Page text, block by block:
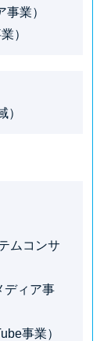
業）
）
）
ムコンサ
ディア事
事業）